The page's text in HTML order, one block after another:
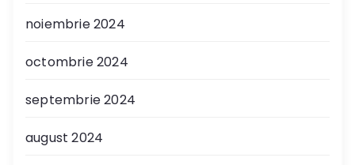
noiembrie 2024
octombrie 2024
septembrie 2024
august 2024